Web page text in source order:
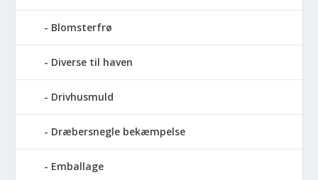
Blomsterfrø
Diverse til haven
Drivhusmuld
Dræbersnegle bekæmpelse
Emballage